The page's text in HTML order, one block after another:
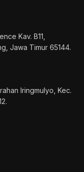
Kav. B11,
Jawa Timur 65144.
Iringmulyo, Kec.